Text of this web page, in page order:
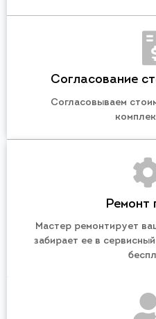
Согласование
Согласовываем
Ремонт
Мастер ремонтирует
забирает ее в